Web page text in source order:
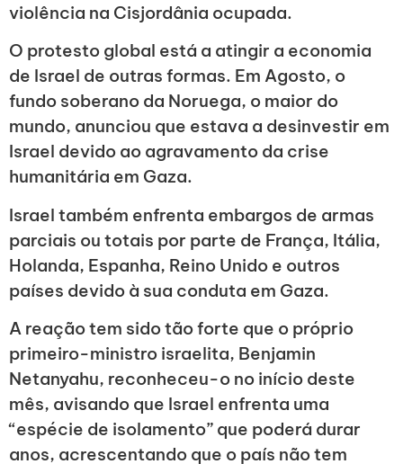
violência na Cisjordânia ocupada.
O protesto global está a atingir a economia
de Israel de outras formas. Em Agosto, o
fundo soberano da Noruega, o maior do
mundo, anunciou que estava a desinvestir em
Israel devido ao agravamento da crise
humanitária em Gaza.
Israel também enfrenta embargos de armas
parciais ou totais por parte de França, Itália,
Holanda, Espanha, Reino Unido e outros
países devido à sua conduta em Gaza.
A reação tem sido tão forte que o próprio
primeiro-ministro israelita, Benjamin
Netanyahu, reconheceu-o no início deste
mês, avisando que Israel enfrenta uma
“espécie de isolamento” que poderá durar
anos, acrescentando que o país não tem